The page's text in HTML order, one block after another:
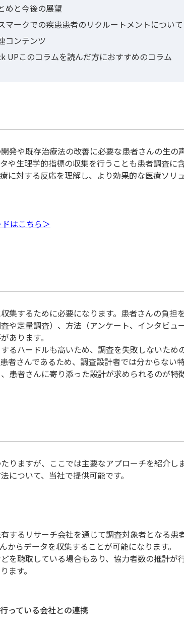
めと今後の展望
マークでの疾患患者のリクルートメントについて
コンテンツ
UPこのコラムを読んだ方におすすめのコラム
発や既存治療法の改善に必要な患者さんの生の
生理学的指標の収集を行うことも患者調査に含
に対する反応を理解し、より効果的な医療ソリ
はこちら＞
集するために必要になります。患者さんの負担
や定量調査）、方法（アンケート、インタビュ
あります。
るハードルも高いため、調査を失敗しないため
者さんであるため、調査設計者では分からない
患者さんに寄り添った設計が求められるのが特徴
りますが、ここでは主要なアプローチを紹介しま
ついて、当社で提供可能です。
するリサーチ会社を通じて調査対象者となる患
からデータを収集することが可能になります。
を聴取している場合もあり、協力者数の推計が
ます。
っている会社との連携